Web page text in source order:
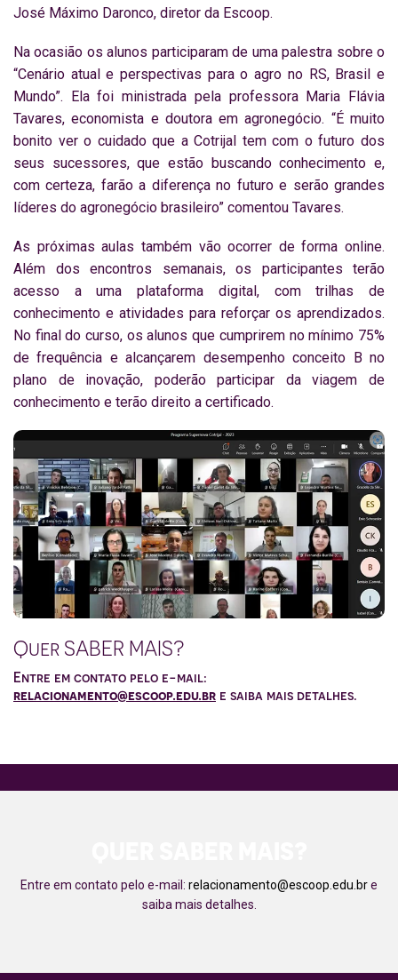
José Máximo Daronco, diretor da Escoop.
Na ocasião os alunos participaram de uma palestra sobre o
“Cenário atual e perspectivas para o agro no RS, Brasil e
Mundo”. Ela foi ministrada pela professora Maria Flávia
Tavares, economista e doutora em agronegócio. “É muito
bonito ver o cuidado que a Cotrijal tem com o futuro dos
seus sucessores, que estão buscando conhecimento e,
com certeza, farão a diferença no futuro e serão grandes
líderes do agronegócio brasileiro” comentou Tavares.
As próximas aulas também vão ocorrer de forma online.
Além dos encontros semanais, os participantes terão
acesso a uma plataforma digital, com trilhas de
conhecimento e atividades para reforçar os aprendizados.
No final do curso, os alunos que cumprirem no mínimo 75%
de frequência e alcançarem desempenho conceito B no
plano de inovação, poderão participar da viagem de
conhecimento e terão direito a certificado.
Quer SABER MAIS?
Entre em contato pelo e-mail:
relacionamento@escoop.edu.br e saiba mais detalhes.
Entre em contato pelo e-mail: relacionamento@escoop.edu.bre
saiba mais detalhes.